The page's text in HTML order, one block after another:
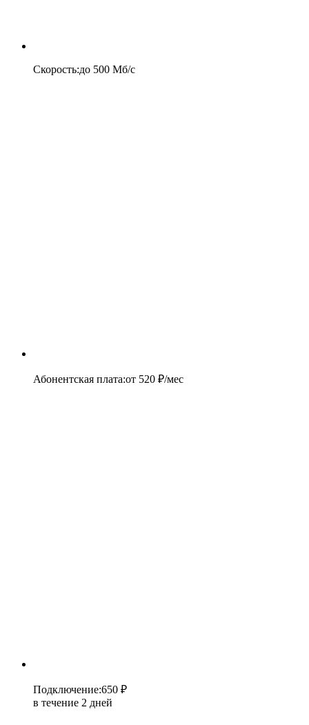
Скорость:до 500 Мб/c
Абонентская плата:от 520 ₽/мес
Подключение:650 ₽
в течение 2 дней